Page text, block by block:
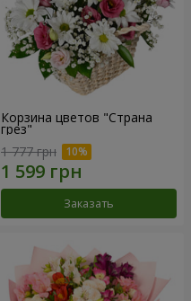
Корзина цветов "Страна
грез"
1 777 грн
Заказать